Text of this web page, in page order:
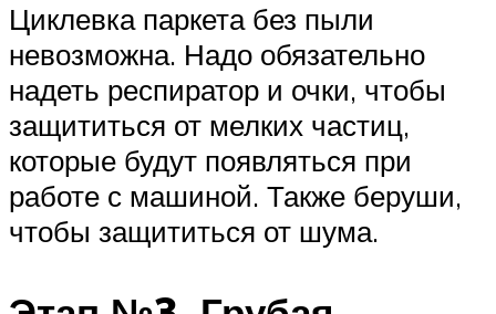
Циклевка паркета без пыли
невозможна. Надо обязательно
надеть респиратор и очки, чтобы
защититься от мелких частиц,
которые будут появляться при
работе с машиной. Также беруши,
чтобы защититься от шума.